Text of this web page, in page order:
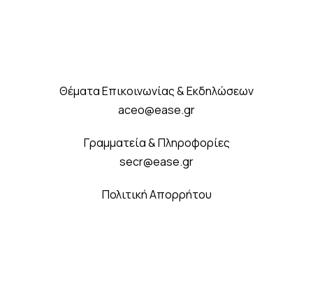
Θέματα Επικοινωνίας & Εκδηλώσεων
aceo@ease.gr
Γραμματεία & Πληροφορίες
secr@ease.gr
Πολιτική Απορρήτου